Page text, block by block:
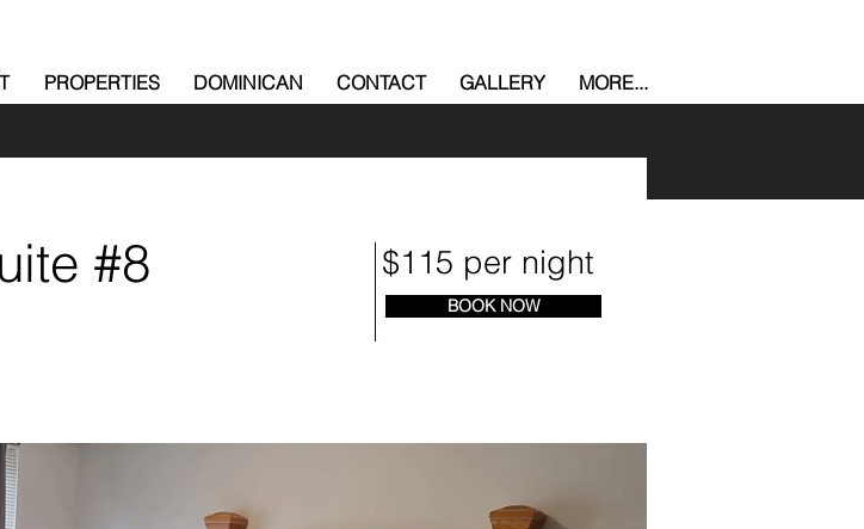
PROPERTIES DOMINICAN CONTACT GALLERY MORE...
#8 $115 per night
BOOK NOW